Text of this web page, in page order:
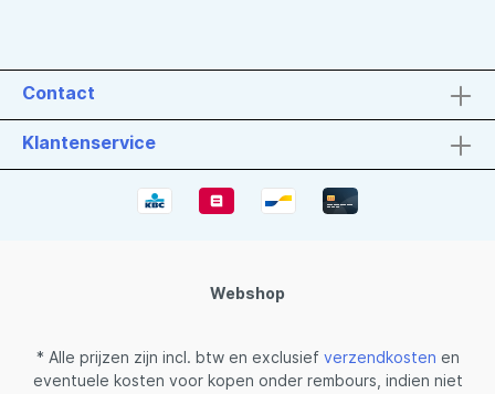
Contact
Klantenservice
Webshop
* Alle prijzen zijn incl. btw en exclusief verzendkosten en
eventuele kosten voor kopen onder rembours, indien niet